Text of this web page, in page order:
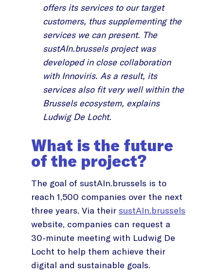
offers its services to our target
customers, thus supplementing the
services we can present. The
sustAIn.brussels project was
developed in close collaboration
with Innoviris. As a result, its
services also fit very well within the
Brussels ecosystem, explains
Ludwig De Locht.
What is the future
of the project?
The goal of sustAIn.brussels is to
reach 1,500 companies over the next
three years. Via their sustAIn.brussels
website, companies can request a
30-minute meeting with Ludwig De
Locht to help them achieve their
digital and sustainable goals.